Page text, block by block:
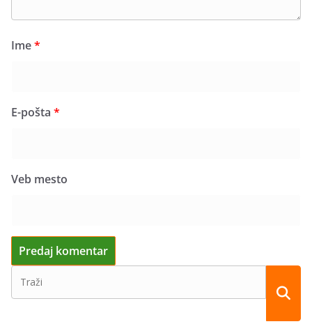
Ime*
E-pošta *
Veb mesto